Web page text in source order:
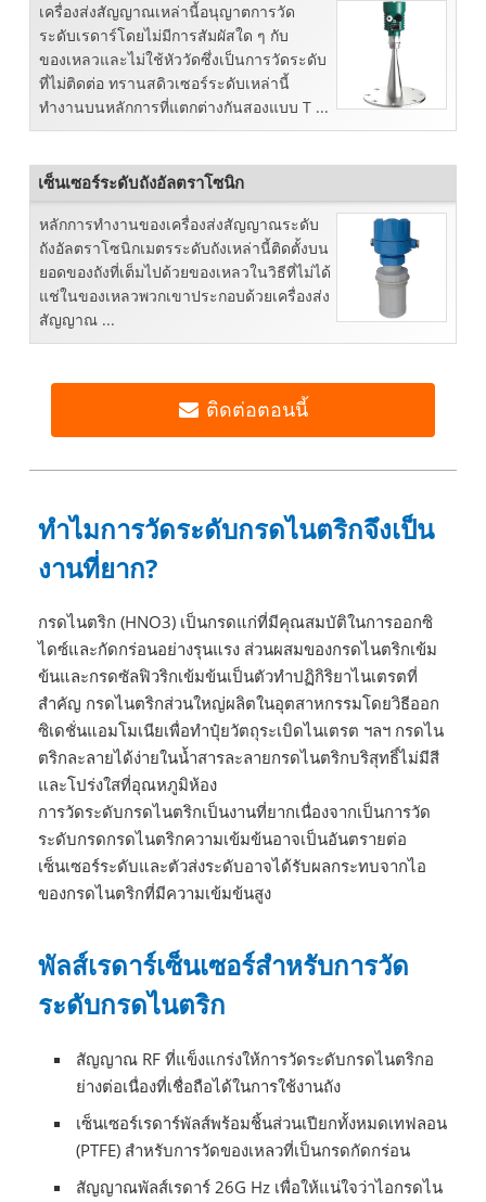
เครื่องส่งสัญญาณเหล่านี้อนุญาตการวัด
ระดับเรดาร์โดยไม่มีการสัมผัสใด ๆ กับ
ของเหลวและไม่ใช้หัววัดซึ่งเป็นการวัดระดับ
ที่ไม่ติดต่อ ทรานสดิวเซอร์ระดับเหล่านี้
ทำงานบนหลักการที่แตกต่างกันสองแบบ T ...
เซ็นเซอร์ระดับถังอัลตราโซนิก
หลักการทำงานของเครื่องส่งสัญญาณระดับ
ถังอัลตราโซนิกเมตรระดับถังเหล่านี้ติดตั้งบน
ยอดของถังที่เต็มไปด้วยของเหลวในวิธีที่ไม่ได้
แช่ในของเหลวพวกเขาประกอบด้วยเครื่องส่ง
สัญญาณ ...
ติดต่อตอนนี้
ทำไมการวัดระดับกรดไนตริกจึงเป็น
งานที่ยาก?
กรดไนตริก (HNO3) เป็นกรดแก่ที่มีคุณสมบัติในการออกซิ
ไดซ์และกัดกร่อนอย่างรุนแรง ส่วนผสมของกรดไนตริกเข้ม
ข้นและกรดซัลฟิวริกเข้มข้นเป็นตัวทำปฏิกิริยาไนเตรตที่
สำคัญ กรดไนตริกส่วนใหญ่ผลิตในอุตสาหกรรมโดยวิธีออก
ซิเดชั่นแอมโมเนียเพื่อทำปุ๋ยวัตถุระเบิดไนเตรต ฯลฯ กรดไน
ตริกละลายได้ง่ายในน้ำสารละลายกรดไนตริกบริสุทธิ์ไม่มีสี
และโปร่งใสที่อุณหภูมิห้อง
การวัดระดับกรดไนตริกเป็นงานที่ยากเนื่องจากเป็นการวัด
ระดับกรดกรดไนตริกความเข้มข้นอาจเป็นอันตรายต่อ
เซ็นเซอร์ระดับและตัวส่งระดับอาจได้รับผลกระทบจากไอ
ของกรดไนตริกที่มีความเข้มข้นสูง
พัลส์เรดาร์เซ็นเซอร์สำหรับการวัด
ระดับกรดไนตริก
สัญญาณ RF ที่แข็งแกร่งให้การวัดระดับกรดไนตริกอ
ย่างต่อเนื่องที่เชื่อถือได้ในการใช้งานถัง
เซ็นเซอร์เรดาร์พัลส์พร้อมชิ้นส่วนเปียกทั้งหมดเทฟลอน
(PTFE) สำหรับการวัดของเหลวที่เป็นกรดกัดกร่อน
สัญญาณพัลส์เรดาร์ 26G Hz เพื่อให้แน่ใจว่าไอกรดไน